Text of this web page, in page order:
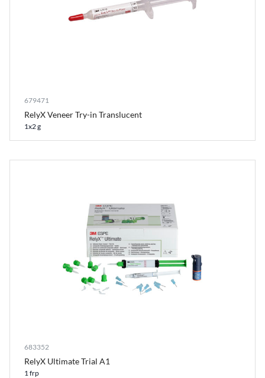
679471
RelyX Veneer Try-in Translucent
1x2 g
683352
RelyX Ultimate Trial A1
1 frp